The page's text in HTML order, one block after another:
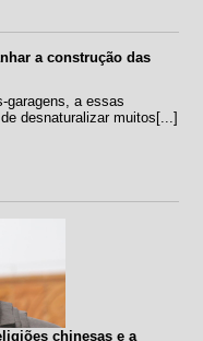
a construção das
garagens, a essas
desnaturalizar muitos[...]
chinesas e a